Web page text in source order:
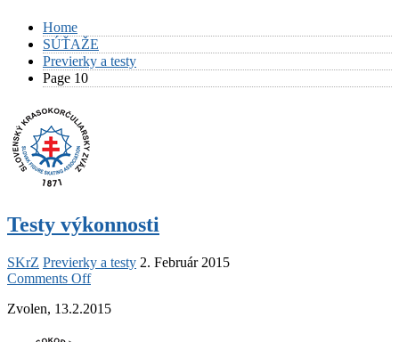
Home
SÚŤAŽE
Previerky a testy
Page 10
Testy výkonnosti
SKrZ Previerky a testy 2. Február 2015
Comments Offon
výkonnosti
Zvolen, 13.2.2015